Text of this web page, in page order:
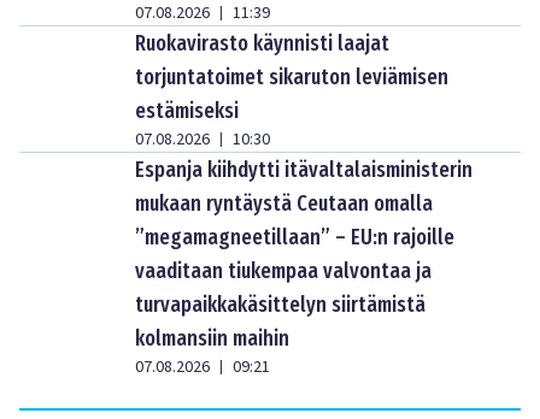
07.08.2026 | 11:39
Ruokavirasto käynnisti laajat
torjuntatoimet sikaruton leviämisen
estämiseksi
07.08.2026 | 10:30
Espanja kiihdytti itävaltalaisministerin
mukaan ryntäystä Ceutaan omalla
”megamagneetillaan” – EU:n rajoille
vaaditaan tiukempaa valvontaa ja
turvapaikkakäsittelyn siirtämistä
kolmansiin maihin
07.08.2026 | 09:21